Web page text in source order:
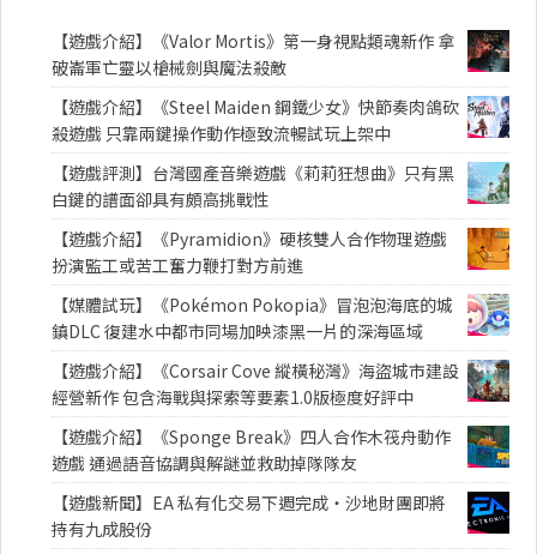
【遊戲介紹】《Valor Mortis》第一身視點類魂新作 拿
破崙軍亡靈以槍械劍與魔法殺敵
【遊戲介紹】《Steel Maiden 鋼鐵少女》快節奏肉鴿砍
殺遊戲 只靠兩鍵操作動作極致流暢試玩上架中
【遊戲評測】台灣國產音樂遊戲《莉莉狂想曲》只有黑
白鍵的譜面卻具有頗高挑戰性
【遊戲介紹】《Pyramidion》硬核雙人合作物理遊戲
扮演監工或苦工奮力鞭打對方前進
【媒體試玩】《Pokémon Pokopia》冒泡泡海底的城
鎮DLC 復建水中都市同場加映漆黑一片的深海區域
【遊戲介紹】《Corsair Cove 縱橫秘灣》海盜城市建設
經營新作 包含海戰與探索等要素1.0版極度好評中
【遊戲介紹】《Sponge Break》四人合作木筏舟動作
遊戲 通過語音協調與解謎並救助掉隊隊友
【遊戲新聞】EA 私有化交易下週完成・沙地財團即將
持有九成股份